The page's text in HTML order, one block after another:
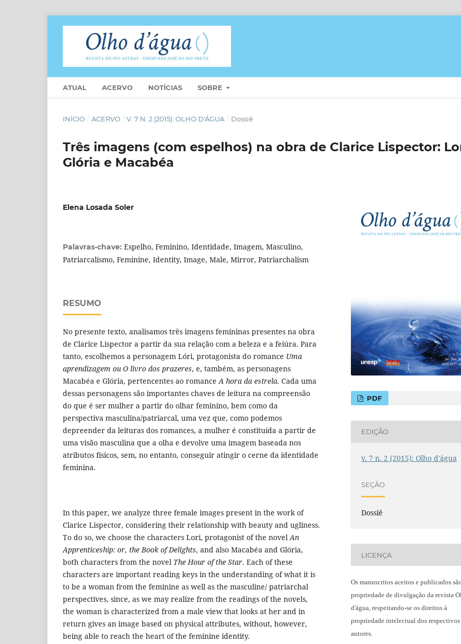
ATUAL ACERVO NOTÍCIAS SOBRE
INÍCIO / ACERVO / V. 7 N. 2 (2015): OLHO D'ÁGUA / Dossiê
Três imagens (com espelhos) na obra de Clarice Lispector:
Glória e Macabéa
Elena Losada Soler
Palavras-chave: Espelho, Feminino, Identidade, Imagem, Masculino,
Patriarcalismo, Feminine, Identity, Image, Male, Mirror, Patriarchalism
RESUMO
No presente texto, analisamos três imagens femininas presentes na obra
de Clarice Lispector a partir da sua relação com a beleza e a feiúra. Para
tanto, escolhemos a personagem Lóri, protagonista do romance Uma
aprendizagem ou O livro dos prazeres, e, também, as personagens
Macabéa e Glória, pertencentes ao romanceA hora da estrela. Cada uma
dessas personagens são importantes chaves de leitura na compreensão
do que é ser mulher a partir do olhar feminino, bem como da
perspectiva masculina/patriarcal, uma vez que, como podemos
depreender da leituras dos romances, a mulher é constituída a partir de
uma visão masculina que a olha e devolve uma imagem baseada nos
atributos físicos, sem, no entanto, conseguir atingir o cerne da identidade
feminina.
In this paper, we analyze three female images present in the work of
Clarice Lispector, considering their relationship with beauty and ugliness.
To do so, we choose the characters Lori, protagonist of the novelAn
Apprenticeship: or, the Book of Delights, and also Macabéa and Glória,
both characters from the novel The Hour of the Star. Each of these
characters are important reading keys in the understanding of what it is
to be a woman from the feminine as well as the masculine/ patriarchal
perspectives, since, as we may realize from the readings of the novels,
the woman is characterized from a male view that looks at her and in
return gives an image based on physical attributes, without, however,
being able to reach the heart of the feminine identity.
PDF
EDIÇÃO
v. 7 n. 2 (2015): Olho d'água
SEÇÃO
Dossiê
LICENÇA
Os manuscritos aceitos e publicados
propriedade de divulgação da revista
d'água, respeitando-se os direitos à
propriedade intelectual dos respectivos
autores.